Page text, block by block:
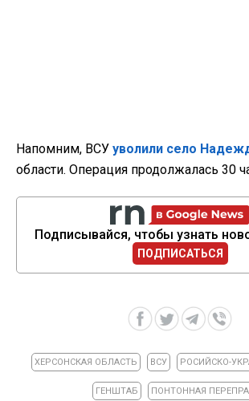
Напомним, ВСУ уволили село
области. Операция продолжалась 30
Подписывайся, чтобы узнать
ПОДПИСАТЬСЯ
ХЕРСОНСКАЯ ОБЛАСТЬ ВСУ РОСИЙСКО-
ГЕНШТАБ ПОНТОННАЯ